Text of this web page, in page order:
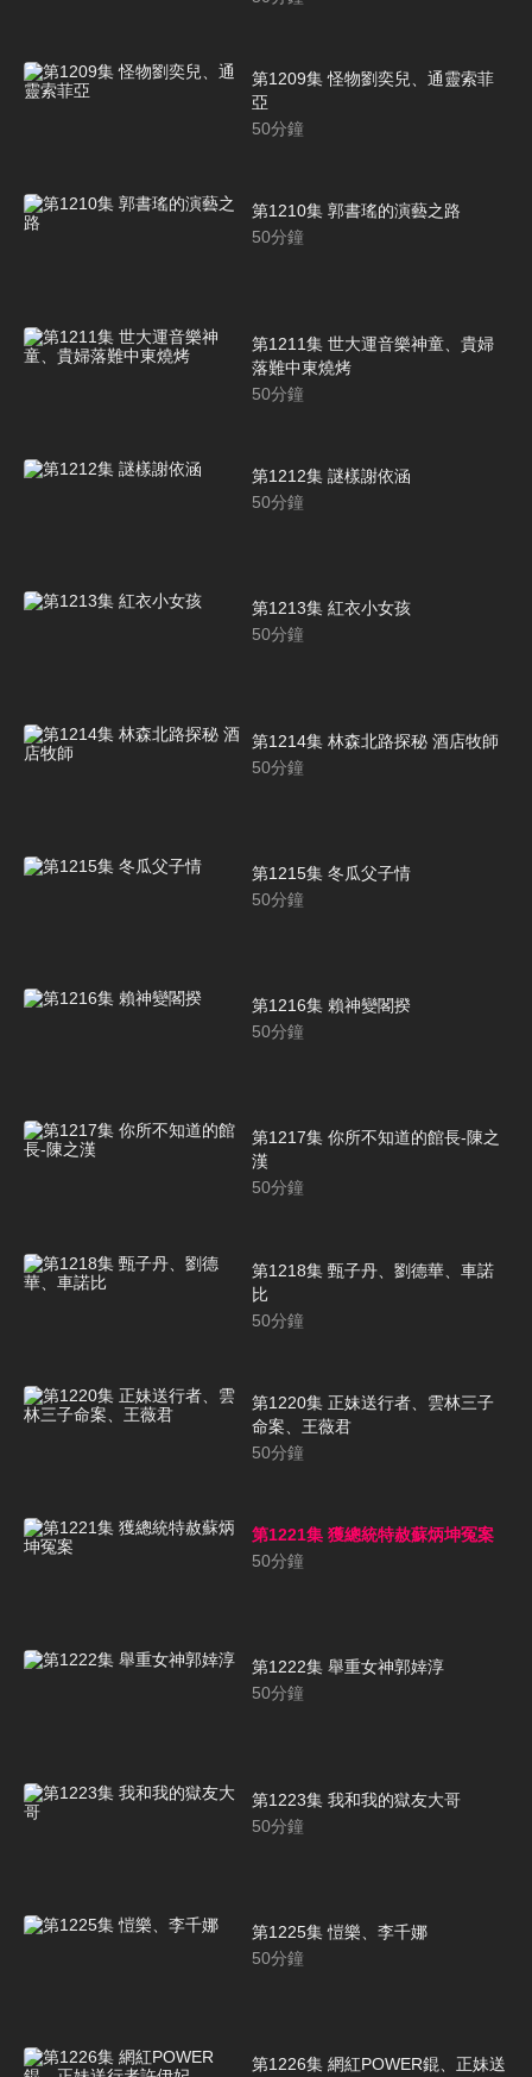
第1209集 怪物劉奕兒、通靈索菲
亞
50分鐘
第1210集 郭書瑤的演藝之路
50分鐘
第1211集 世大運音樂神童、貴婦
落難中東燒烤
50分鐘
第1212集 謎樣謝依涵
50分鐘
第1213集 紅衣小女孩
50分鐘
第1214集 林森北路探秘 酒店牧師
50分鐘
第1215集 冬瓜父子情
50分鐘
第1216集 賴神變閣揆
50分鐘
第1217集 你所不知道的館長-陳之
漢
50分鐘
第1218集 甄子丹、劉德華、車諾
比
50分鐘
第1220集 正妹送行者、雲林三子
命案、王薇君
50分鐘
第1221集 獲總統特赦蘇炳坤冤案
50分鐘
第1222集 舉重女神郭婞淳
50分鐘
第1223集 我和我的獄友大哥
50分鐘
第1225集 愷樂、李千娜
50分鐘
第1226集 網紅POWER錕、正妹送